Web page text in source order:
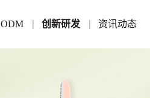
ODM 创新研发 资讯动态